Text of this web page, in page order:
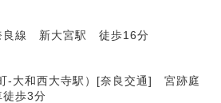
良線 新大宮駅 徒歩16分
-大和西大寺駅）[奈良交通] 宮跡庭
歩3分